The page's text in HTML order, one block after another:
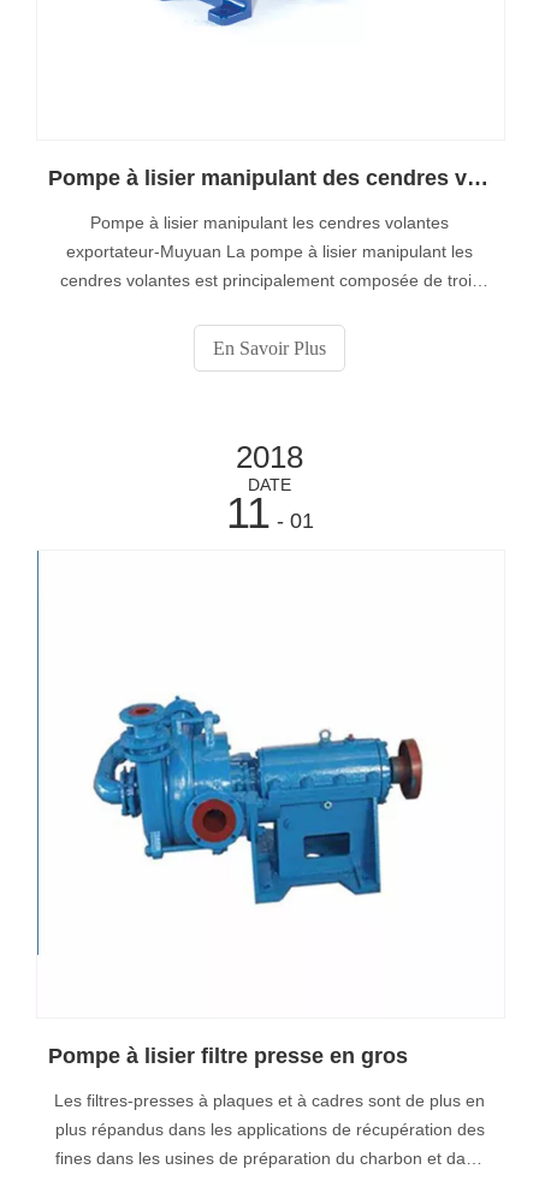
Pompe à lisier manipulant des cendres volantes exportateur-Muyuan
Pompe à lisier manipulant les cendres volantes
exportateur-Muyuan La pompe à lisier manipulant les
cendres volantes est principalement composée de trois
1.Dry: Cendres collectées dans la trémie de préchauffage
du conduit et de l'air, la trémie de précipitateur
pneumatiques .
En Savoir Plus
2018
DATE
11 - 01
Pompe à lisier filtre presse en gros
Les filtres-presses à plaques et à cadres sont de plus en
plus répandus dans les applications de récupération des
fines dans les usines de préparation du charbon et dans